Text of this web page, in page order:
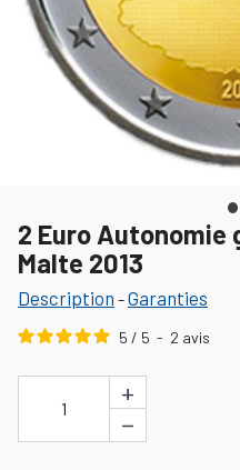
2 Euro Autonomie
Malte 2013
Description -Garanties
5 / 5 - 2 avis
1
+
−